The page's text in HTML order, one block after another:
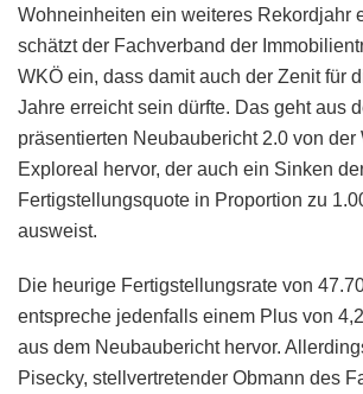
Wohneinheiten ein weiteres Rekordjahr
schätzt der Fachverband der
WKÖ ein, dass damit auch der Zenit für
Jahre erreicht sein dürfte. Das geht aus
präsentierten Neubaubericht 2.0 von der
Exploreal hervor, der auch ein Sinken
Fertigstellungsquote in Proportion zu
ausweist.
Die heurige Fertigstellungsrate von
entspreche jedenfalls einem Plus von
aus dem Neubaubericht hervor.
Pisecky, stellvertretender Obmann des